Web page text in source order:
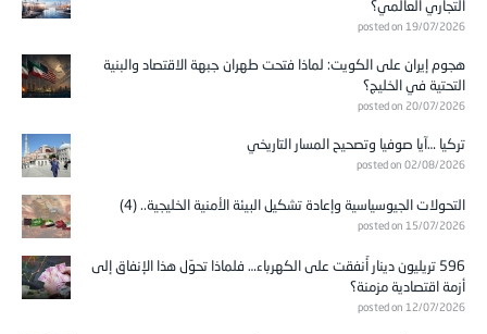
التجاري العالمي؟
posted on 19/07/2026
هجوم إيران على الكويت: لماذا فتحت طهران جبهة الاقتصاد والبنية
التحتية في الخليج؟
posted on 20/07/2026
تركيا …آيا صوفيا وتصحيح المسار التاريخي
posted on 02/08/2026
التحولات الجيوسياسية وإعادة تشكيل البيئة الأمنية الخليجية.. (4)
posted on 15/07/2026
596 تريليون دينار أُنفقت على الكهرباء… فلماذا تحوّل هذا الإنفاق إلى
أزمة اقتصادية مزمنة؟
posted on 12/07/2026